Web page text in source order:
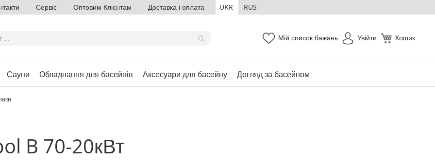
Сервіс Оптовим Клієнтам Доставка і оплата UKR RUS
Кошик
Мій список бажань Увійти
Сауни Обладнання для басейнів Аксесуари для басейну Догляд за басейном
B 70-20кВт